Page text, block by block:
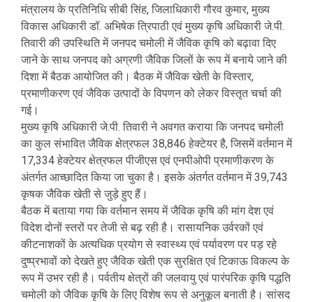
मंत्रालय के प्रतिनिधि सीबी सिंह, जिलाधिकारी गौरव कुमार, मुख्य
विकास अधिकारी डॉ. अभिषेक त्रिपाठी एवं मुख्य कृषि अधिकारी जे.पी.
तिवारी की उपस्थिति में जनपद चमोली में जैविक कृषि को बढ़ावा दिए
जाने के साथ जनपद को अग्रणी जैविक जिलों के रूप में बनाये जाने की
दिशा में बैठक आयोजित की। बैठक में जैविक खेती के विस्तार,
प्रमाणीकरण एवं जैविक उत्पादों के विपणन को लेकर विस्तृत चर्चा की
गई।
मुख्य कृषि अधिकारी जे.पी. तिवारी ने अवगत कराया कि जनपद चमोली
का कुल संभावित जैविक क्षेत्रफल 38,846 हेक्टेयर है, जिसमें वर्तमान में
17,334 हेक्टेयर क्षेत्रफल पीजीएस एवं एनपीओपी प्रमाणीकरण के
अंतर्गत आच्छादित किया जा चुका है। इसके अंतर्गत वर्तमान में 39,743
कृषक जैविक खेती से जुड़े हुए हैं।
बैठक में बताया गया कि वर्तमान समय में जैविक कृषि की मांग देश एवं
विदेश दोनों स्तरों पर तेजी से बढ़ रही है। रासायनिक उर्वरकों एवं
कीटनाशकों के अत्यधिक प्रयोग से स्वास्थ्य एवं पर्यावरण पर पड़ रहे
दुष्प्रभावों को देखते हुए जैविक खेती एक सुरक्षित एवं टिकाऊ विकल्प के
रूप में उभर रही है। पर्वतीय क्षेत्रों की जलवायु एवं पारंपरिक कृषि पद्धति
चमोली को जैविक कृषि के लिए विशेष रूप से अनुकूल बनाती है। सांसद